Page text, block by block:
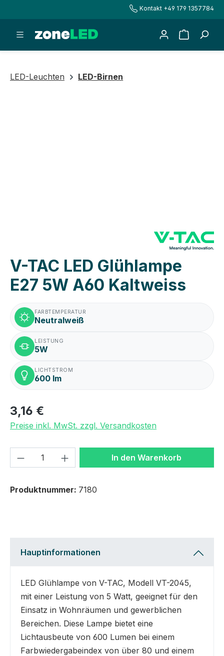
Kontakt +49 179 1357784
LED-Leuchten LED-Birnen
V-TAC LED Glühlampe
E27 5W A60 Kaltweiss
FARBTEMPERATUR
Neutralweiß
LEISTUNG
5W
LICHTSTROM
600 lm
3,16 €
Preise inkl. MwSt. zzgl. Versandkosten
Produkt Anzahl: Gib denIn den Warenkorb
Produktnummer: 7180
Hauptinformationen
LED Glühlampe von V-TAC, Modell VT-2045,
mit einer Leistung von 5 Watt, geeignet für den
Einsatz in Wohnräumen und gewerblichen
Bereichen. Diese Lampe bietet eine
Lichtausbeute von 600 Lumen bei einem
Farbwiedergabeindex von über 80 und einem